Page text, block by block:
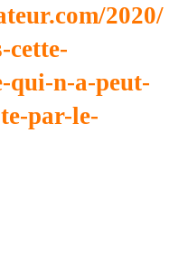
2020/
cette-
qui-n-a-peut-
par-le-